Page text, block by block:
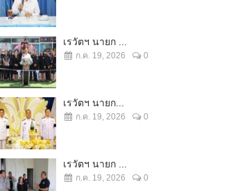
เรวัตฯ นายก ...
ก.ค. 19, 2026 0
เรวัตฯ นายก...
ก.ค. 19, 2026 0
เรวัตฯ นายก ...
ก.ค. 19, 2026 0